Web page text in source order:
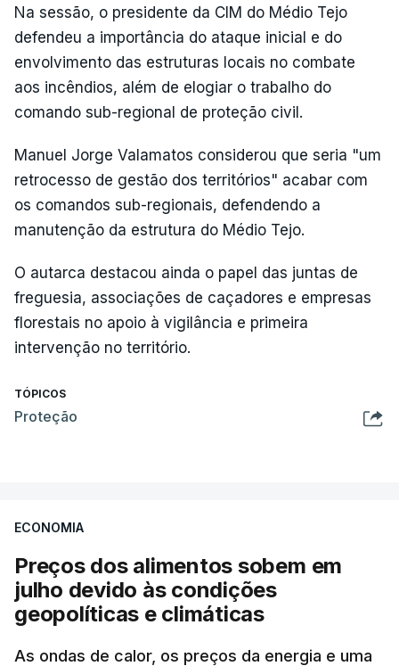
Na sessão, o presidente da CIM do Médio Tejo
defendeu a importância do ataque inicial e do
envolvimento das estruturas locais no combate
aos incêndios, além de elogiar o trabalho do
comando sub-regional de proteção civil.
Manuel Jorge Valamatos considerou que seria "um
retrocesso de gestão dos territórios" acabar com
os comandos sub-regionais, defendendo a
manutenção da estrutura do Médio Tejo.
O autarca destacou ainda o papel das juntas de
freguesia, associações de caçadores e empresas
florestais no apoio à vigilância e primeira
intervenção no território.
TÓPICOS
Proteção
ECONOMIA
Preços dos alimentos sobem em
julho devido às condições
geopolíticas e climáticas
As ondas de calor, os preços da energia e uma